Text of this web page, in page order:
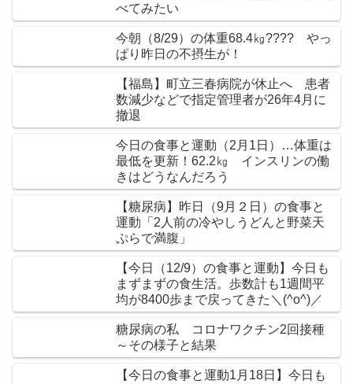
べてみたい
今朝（8/29）の体重68.4㎏???? やっ
ぱり昨日の不摂生が！
【福島】町立三春病院が休止へ 患者
数減少などで指定管理者が26年4月に
撤退
今日の食事と運動（2月1日）…体重は
最低を更新！62.2㎏ インスリンの働
きはどうなんだろう
【糖尿病】昨日（9月２日）の食事と
運動「2人前の冷やしうどんと野菜天
ぷらで満腹」
【今日（12/9）の食事と運動】今日も
まずまずの食生活。歩数計も1週間平
均が8400歩まで戻ってきた＼(^o^)／
糖尿病の私 コロナワクチン2回接種
～その様子と結果
【今日の食事と運動1月18日】今日も